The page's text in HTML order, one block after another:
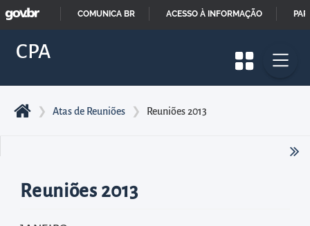
Pular
o
do
conteúdo
Acessar
CPA
❯ Atas de Reuniões ❯ Reuniões 2013
Reuniões 2013
GOVBR
COMUNICA BR ACESSO À INFORMAÇÃO